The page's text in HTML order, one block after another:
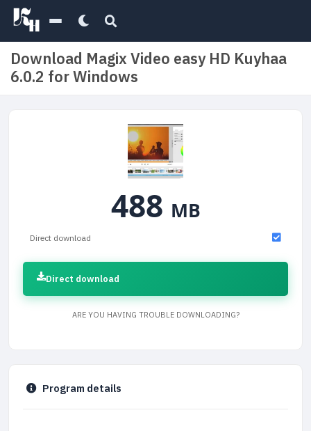
Download Magix Video easy HD Kuyhaa
6.0.2 for Windows
488 MB
Direct download
Direct download
ARE YOU HAVING TROUBLE DOWNLOADING?
Program details